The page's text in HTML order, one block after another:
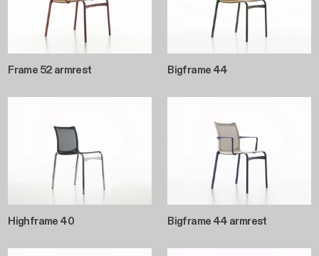
Frame 52 armrest Bigframe 44
Highframe 40 Bigframe 44 armrest